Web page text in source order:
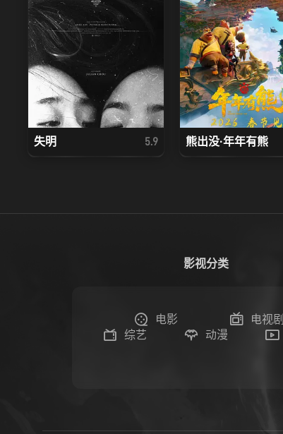
失明 5.9 熊出没·年年有熊
影视分类
电影
电视剧
综艺
动漫